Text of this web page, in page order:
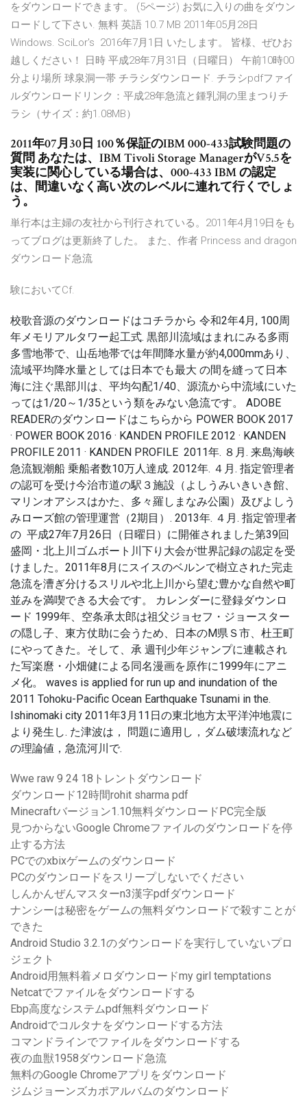
をダウンロードできます。 (5ページ) お気に入りの曲をダウン
ロードして下さい. 無料 英語 10.7 MB 2011年05月28日
Windows. SciLor's 2016年7月1日 いたします。 皆様、ぜひお
越しください！ 日時 平成28年7月31日（日曜日） 午前10時00
分より場所 球泉洞一帯 チラシダウンロード. チラシpdfファイ
ルダウンロードリンク：平成28年急流と鍾乳洞の里まつりチ
ラシ（サイズ：約1.08MB）
2011年07月30日 100％保証のIBM 000-433試験問題の
質問 あなたは、IBM Tivoli Storage ManagerがV5.5を
実装に関心している場合は、000-433 IBM の認定
は、間違いなく高い次のレベルに連れて行くでしょ
う。
単行本は主婦の友社から刊行されている。2011年4月19日をも
ってブログは更新終了した。 また、作者 Princess and dragon
ダウンロード急流
験においてCf.
校歌音源のダウンロードはコチラから 令和2年4月, 100周
年メモリアルタワー起工式. 黒部川流域はまれにみる多雨
多雪地帯で、山岳地帯では年間降水量が約4,000mmあり、
流域平均降水量としては日本でも最大 の間を縫って日本
海に注ぐ黒部川は、平均勾配1/40、源流から中流域にいた
っては1/20～1/35という類をみない急流です。 ADOBE
READERのダウンロードはこちらから POWER BOOK 2017
· POWER BOOK 2016 · KANDEN PROFILE 2012 · KANDEN
PROFILE 2011 · KANDEN PROFILE 2011年. ８月. 来島海峡
急流観潮船 乗船者数10万人達成. 2012年. ４月. 指定管理者
の認可を受け今治市道の駅３施設（よしうみいきいき館、
マリンオアシスはかた、多々羅しまなみ公園）及びよしう
みローズ館の管理運営（2期目）. 2013年. ４月. 指定管理者
の 平成27年7月26日（日曜日）に開催されました第39回
盛岡・北上川ゴムボート川下り大会が世界記録の認定を受
けました。2011年8月にスイスのベルンで樹立された完走
急流を漕ぎ分けるスリルや北上川から望む豊かな自然や町
並みを満喫できる大会です。 カレンダーに登録ダウンロ
ード 1999年、空条承太郎は祖父ジョセフ・ジョースター
の隠し子、東方仗助に会うため、日本のM県Ｓ市、杜王町
にやってきた。そして、承 週刊少年ジャンプに連載され
た写楽麿・小畑健による同名漫画を原作に1999年にアニ
メ化。 waves is applied for run up and inundation of the
2011 Tohoku-Pacific Ocean Earthquake Tsunami in the.
Ishinomaki city 2011年3月11日の東北地方太平洋沖地震に
より発生し. た津波は， 問題に適用し，ダム破壊流れなど
の理論値，急流河川で.
Wwe raw 9 24 18トレントダウンロード
ダウンロード12時間rohit sharma pdf
Minecraftバージョン1.10無料ダウンロードPC完全版
見つからないGoogle Chromeファイルのダウンロードを停
止する方法
PCでのxbixゲームのダウンロード
PCのダウンロードをスリープしないでください
しんかんぜんマスターn3漢字pdfダウンロード
ナンシーは秘密をゲームの無料ダウンロードで殺すことが
できた
Android Studio 3.2.1のダウンロードを実行していないプロ
ジェクト
Android用無料着メロダウンロードmy girl temptations
Netcatでファイルをダウンロードする
Ebp高度なシステムpdf無料ダウンロード
Androidでコルタナをダウンロードする方法
コマンドラインでファイルをダウンロードする
夜の血獣1958ダウンロード急流
無料のGoogle Chromeアプリをダウンロード
ジムジョーンズカポアルバムのダウンロード